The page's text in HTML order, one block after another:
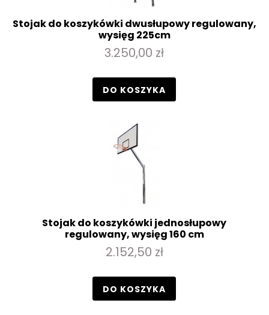
Stojak do koszykówki dwusłupowy regulowany,
wysięg 225cm
3.250,00 zł
DO KOSZYKA
Stojak do koszykówki jednosłupowy
regulowany, wysięg 160 cm
2.152,50 zł
DO KOSZYKA